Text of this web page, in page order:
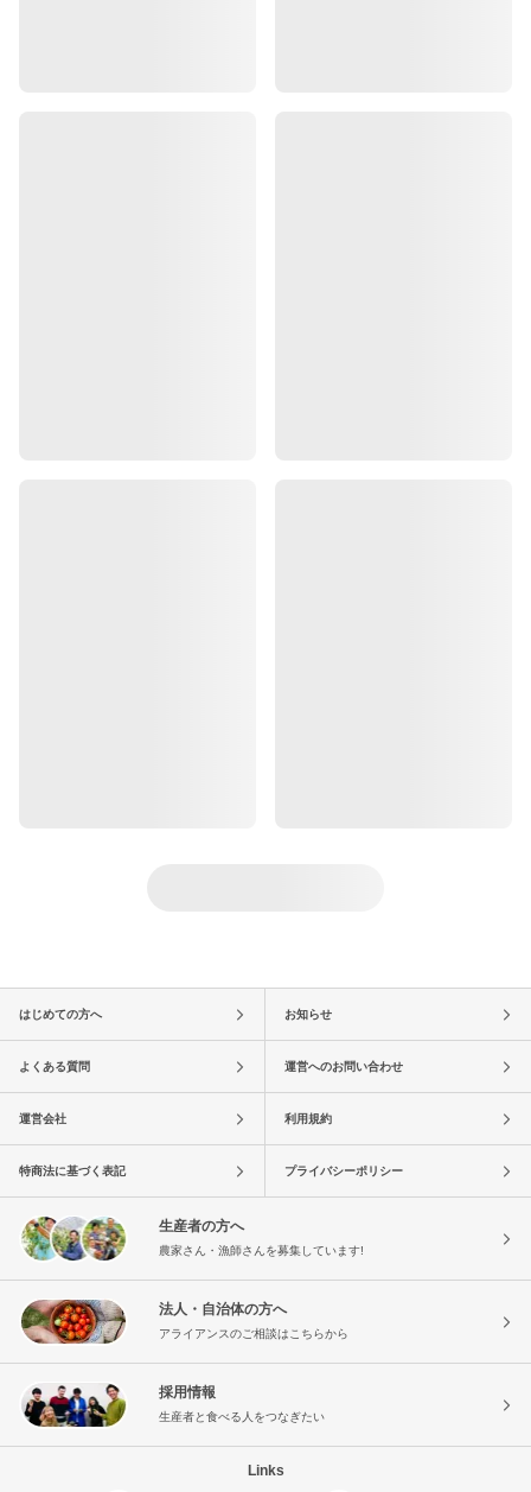
はじめての方へ お知らせ
よくある質問 運営へのお問い合わせ
運営会社 利用規約
特商法に基づく表記 プライバシーポリシー
生産者の方へ
農家さん・漁師さんを募集しています!
法人・自治体の方へ
アライアンスのご相談はこちらから
採用情報
生産者と食べる人をつなぎたい
Links